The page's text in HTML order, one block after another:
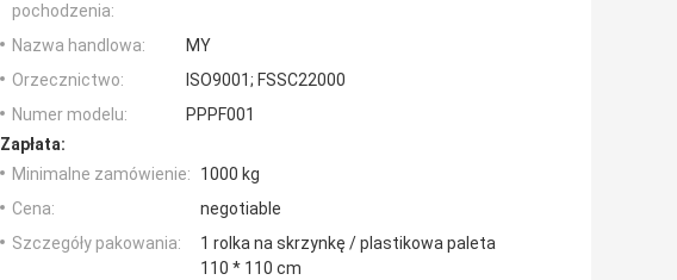
pochodzenia:
Nazwa handlowa:
MY
Orzecznictwo:
ISO9001; FSSC22000
Numer modelu:
PPPF001
Zapłata:
Minimalne zamówienie:
1000 kg
Cena:
negotiable
Szczegóły pakowania:
1 rolka na skrzynkę / plastikowa paleta
110 * 110 cm